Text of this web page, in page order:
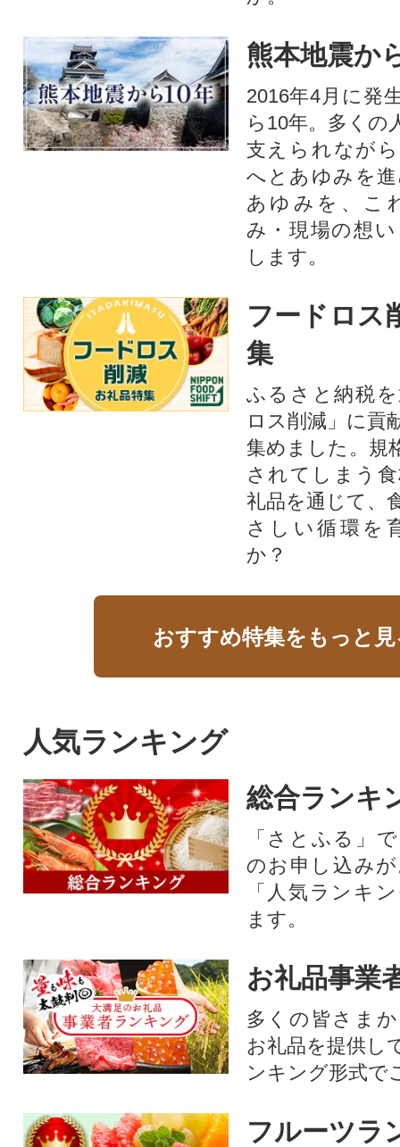
熊本地震か
2016年4月に発
ら10年。多くの
支えられなが
へとあゆみを
あゆみを、こ
み・現場の想
します。
フードロス
集
ふるさと納税
ロス削減」に貢
集めました。規
されてしまう
礼品を通じて、
さしい循環を
か？​
おすすめ特集をもっと
人気ランキング
総合ランキ
「さとふる」
のお申し込み
「人気ランキ
ます。
お礼品事業
多くの皆さま
お礼品を提供し
ンキング形式で
フルーツラ